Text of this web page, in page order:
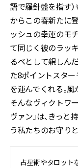
語で羅針盤を指す
からこの春新たに
ッシュの幸運のモ
て同じく彼のラッ
るべとして親しん
た8ポイントスター
を運んでくれる。
そんなヴィクトワ
ヴァン」は、きっ
う私たちのお守り
占星術やタロット